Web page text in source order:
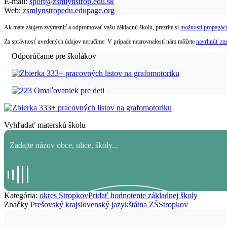
Web: zsmlynstropedu.edupage.org
Ak máte záujem zvýrazniť a odpromovať vašu základnú školu, prezrite si možnosti
Za správnosť uvedených údajov neručíme. V prípade nezrovnalostí nám môžete navrhnúť
Odporúčame pre školákov
Vyhľadať materskú školu
Kategória: okres StropkovPridať hodnotenie základnej školy
Značky Prešovský krajslovenský jazykštátna ZŠStropkov